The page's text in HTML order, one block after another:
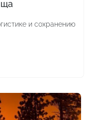
и сохранению